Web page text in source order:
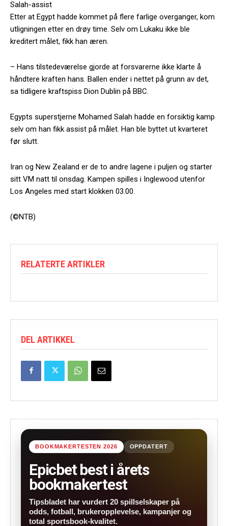
Salah-assist
Etter at Egypt hadde kommet på flere farlige overganger, kom
utligningen etter en drøy time. Selv om Lukaku ikke ble
kreditert målet, fikk han æren.
– Hans tilstedeværelse gjorde at forsvarerne ikke klarte å
håndtere kraften hans. Ballen ender i nettet på grunn av det,
sa tidligere kraftspiss Dion Dublin på BBC.
Egypts superstjerne Mohamed Salah hadde en forsiktig kamp
selv om han fikk assist på målet. Han ble byttet ut kvarteret
før slutt.
Iran og New Zealand er de to andre lagene i puljen og starter
sitt VM natt til onsdag. Kampen spilles i Inglewood utenfor
Los Angeles med start klokken 03.00.
(©NTB)
RELATERTE ARTIKLER
DEL ARTIKKEL
BOOKMAKERTESTEN 2026 OPPDATERT
Epicbet best i årets
bookmakertest
Tipsbladet har vurdert 20 spillselskaper på
odds, fotball, brukeropplevelse, kampanjer og
total sportsbook-kvalitet.